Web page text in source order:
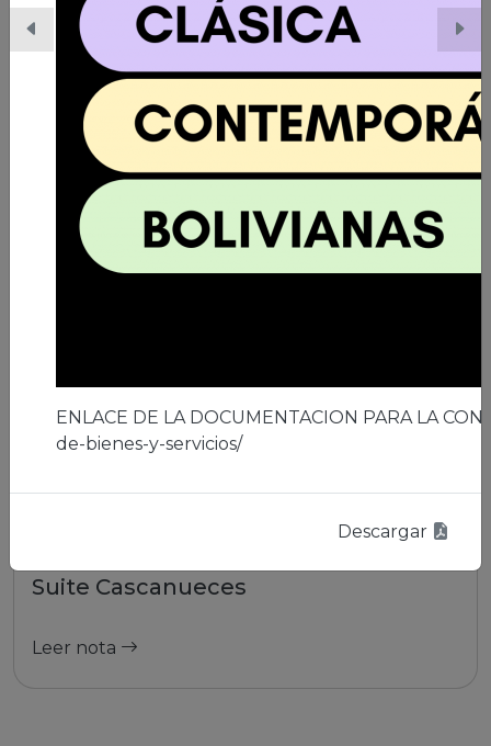
06/03/2026 | Ciudad de El Alto
A los 41 años de la ciudad de El Alto
Leer nota
Suite Cascanueces
Leer nota
ENLACE DE LA DOCUMENTACION PARA LA
de-bienes-y-servicios/
Descargar